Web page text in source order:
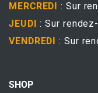
MERCREDI : Sur
JEUDI : Sur
VENDREDI : Sur
SHOP